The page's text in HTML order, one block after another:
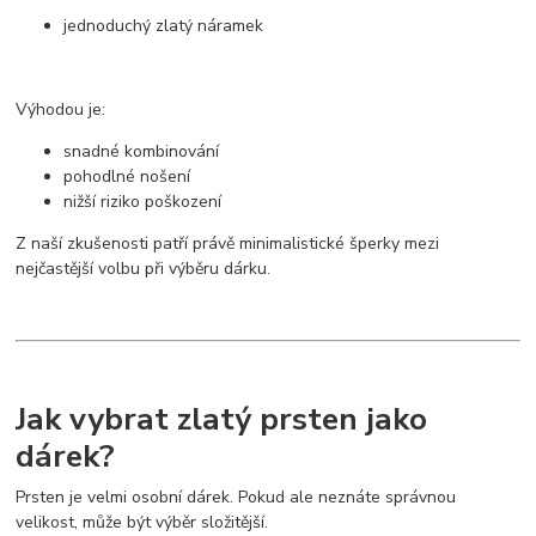
jednoduchý zlatý náramek
Výhodou je:
snadné kombinování
pohodlné nošení
nižší riziko poškození
Z naší zkušenosti patří právě minimalistické šperky mezi
nejčastější volbu při výběru dárku.
Jak vybrat zlatý prsten jako
dárek?
Prsten je velmi osobní dárek. Pokud ale neznáte správnou
velikost, může být výběr složitější.